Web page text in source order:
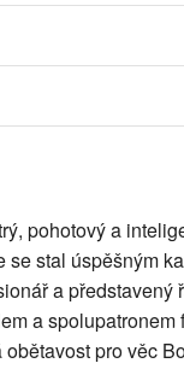
pohotový a
stal úspěšným
a představený
a spolupatronem
pro věc